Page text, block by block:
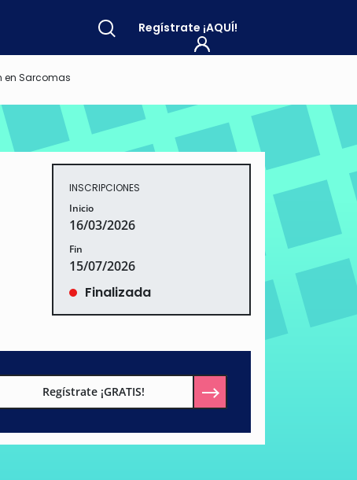
Regístrate ¡AQUÍ!
en Sarcomas
INSCRIPCIONES
Inicio
16/03/2026
Fin
15/07/2026
Finalizada
Regístrate ¡GRATIS!